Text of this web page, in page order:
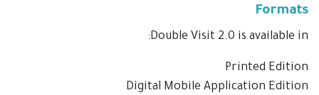
Formats
Double Visit 2.0 is available in:
Printed Edition
Digital Mobile Application Edition